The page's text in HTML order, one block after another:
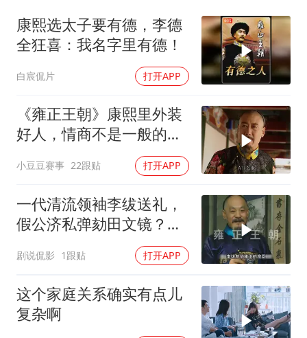
“还不如不放假”
从科技创新看开局起步的时与势
康熙选太子要有德，李德
全狂喜：我名字里有德！
白宸侃片 打开APP
《雍正王朝》康熙里外装
好人，情商不是一般的高
小豆豆赛事 22跟贴 打开APP
一代清流领袖李绂送礼，
假公济私弹劾田文镜？三
剧说侃影 1跟贴 打开APP
这个家庭关系确实有点儿
复杂啊